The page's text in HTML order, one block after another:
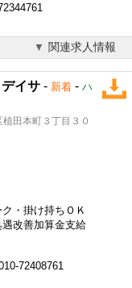
関連求人情報
イサ - 新着 - ハ
田本町３丁目３０
・ 掛け持ち ＯＫ
改善加算金支給
72408761